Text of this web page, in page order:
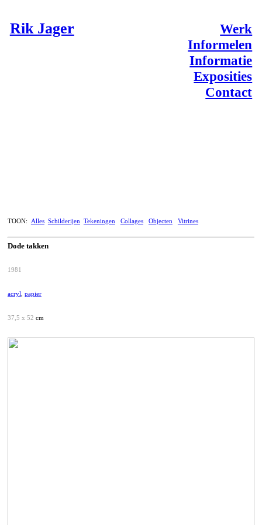
Rik Jager
Werk
Informelen
Informatie
Exposities
Contact
TOON: Alles Schilderijen Tekeningen Collages Objecten Vitrines
Dode takken
1981
acryl papier
37,5 x 52 cm